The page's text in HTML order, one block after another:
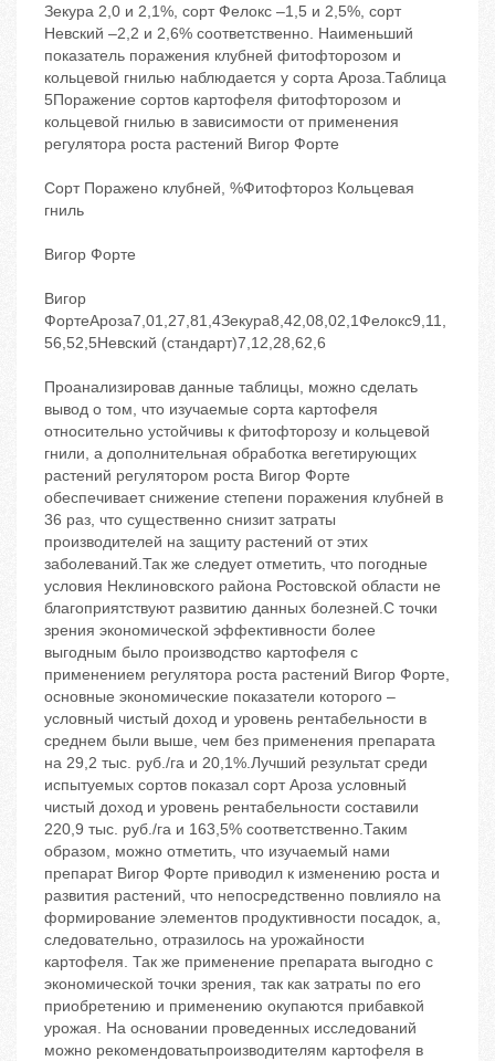
Зекура 2,0 и 2,1%, сорт Фелокс –1,5 и 2,5%, сорт
Невский –2,2 и 2,6% соответственно. Наименьший
показатель поражения клубней фитофторозом и
кольцевой гнилью наблюдается у сорта Ароза.Таблица
5Поражение сортов картофеля фитофторозом и
кольцевой гнилью в зависимости от применения
регулятора роста растений Вигор Форте
Сорт Поражено клубней, %Фитофтороз Кольцевая
гниль
Вигор Форте
Вигор
ФортеАроза7,01,27,81,4Зекура8,42,08,02,1Фелокс9,11,
56,52,5Невский (стандарт)7,12,28,62,6
Проанализировав данные таблицы, можно сделать
вывод о том, что изучаемые сорта картофеля
относительно устойчивы к фитофторозу и кольцевой
гнили, а дополнительная обработка вегетирующих
растений регулятором роста Вигор Форте
обеспечивает снижение степени поражения клубней в
36 раз, что существенно снизит затраты
производителей на защиту растений от этих
заболеваний.Так же следует отметить, что погодные
условия Неклиновского района Ростовской области не
благоприятствуют развитию данных болезней.С точки
зрения экономической эффективности более
выгодным было производство картофеля с
применением регулятора роста растений Вигор Форте,
основные экономические показатели которого –
условный чистый доход и уровень рентабельности в
среднем были выше, чем без применения препарата
на 29,2 тыс. руб./га и 20,1%.Лучший результат среди
испытуемых сортов показал сорт Ароза условный
чистый доход и уровень рентабельности составили
220,9 тыс. руб./га и 163,5% соответственно.Таким
образом, можно отметить, что изучаемый нами
препарат Вигор Форте приводил к изменению роста и
развития растений, что непосредственно повлияло на
формирование элементов продуктивности посадок, а,
следовательно, отразилось на урожайности
картофеля. Так же применение препарата выгодно с
экономической точки зрения, так как затраты по его
приобретению и применению окупаются прибавкой
урожая. На основании проведенных исследований
можно рекомендоватьпроизводителям картофеля в